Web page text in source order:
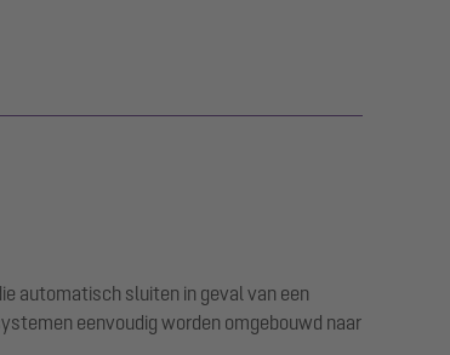
automatisch sluiten in geval van een
eenvoudig worden omgebouwd naar